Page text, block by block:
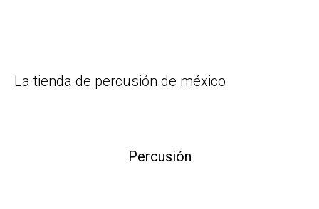
La tienda de percusión de méxico
Percusión